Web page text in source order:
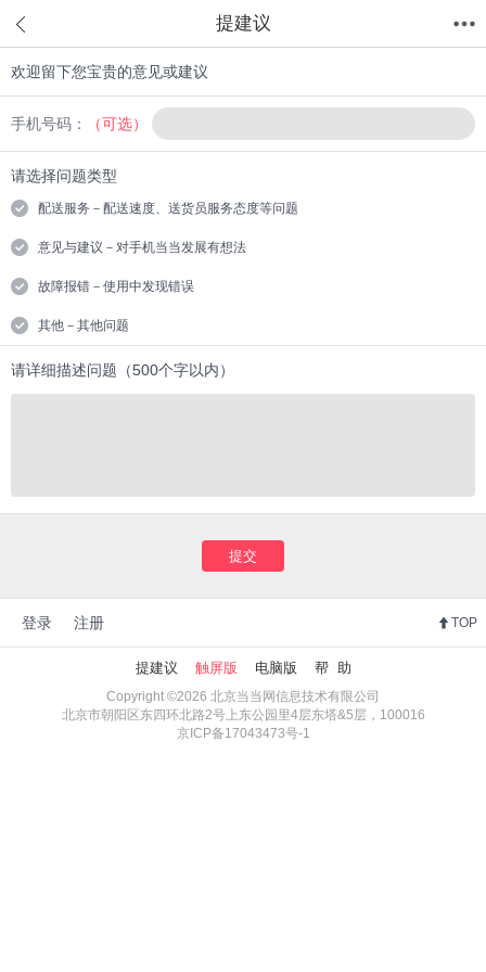
提建议
欢迎留下您宝贵的意见或建议
手机号码： （可选）
请选择问题类型
配送服务－配送速度、送货员服务态度等问题
意见与建议－对手机当当发展有想法
故障报错－使用中发现错误
其他－其他问题
请详细描述问题（500个字以内）
提交
登录 注册 TOP
提建议 触屏版 电脑版 帮 助
Copyright ©2026 北京当当网信息技术有限公司
北京市朝阳区东四环北路2号上东公园里4层东塔&5层，100016
京ICP备17043473号-1